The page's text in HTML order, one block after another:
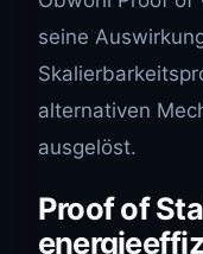
seine
alternativen
ausgelöst.
Proof of